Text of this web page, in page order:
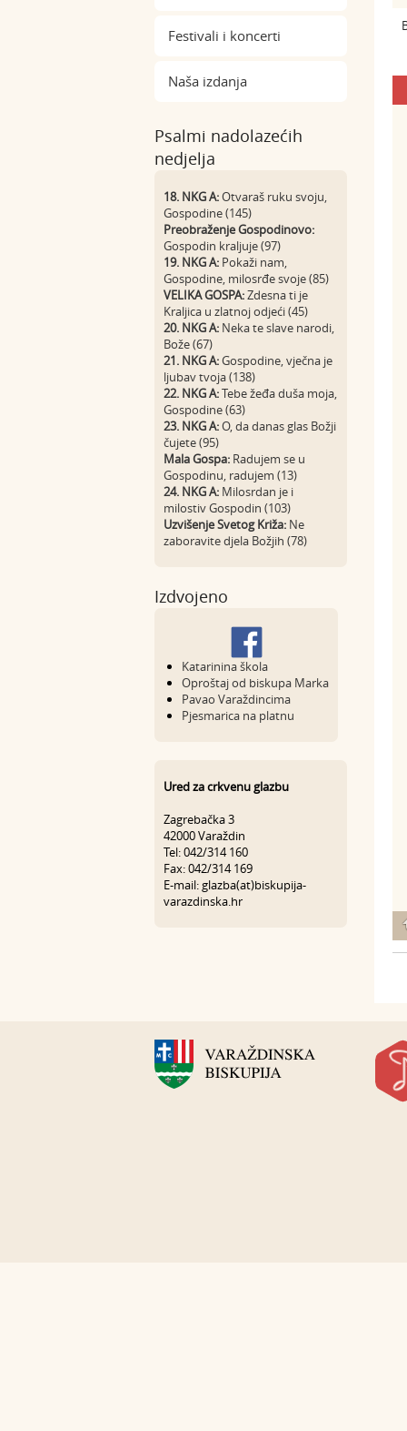
Festivali i koncerti
Naša izdanja
Psalmi nadolazećih
nedjelja
18. NKG A:Otvaraš ruku svoju,
Gospodine (145)
Preobraženje Gospodinovo:
Gospodin kraljuje (97)
19. NKG A: Pokaži nam,
Gospodine, milosrđe svoje (85)
VELIKA GOSPA:Zdesna ti je
Kraljica u zlatnoj odjeći (45)
20. NKG A: Neka te slave narodi,
Bože (67)
21. NKG A:Gospodine, vječna je
ljubav tvoja (138)
22. NKG A:Tebe žeđa duša moja,
Gospodine (63)
23. NKG A:O, da danas glas Božji
čujete (95)
Mala Gospa: Radujem se u
Gospodinu, radujem (13)
24. NKG A: Milosrdan je i
milostiv Gospodin (103)
Uzvišenje Svetog Križa: Ne
zaboravite djela Božjih (78)
Izdvojeno
Katarinina škola
Oproštaj od biskupa Marka
Pavao Varaždincima
Pjesmarica na platnu
Ured za crkvenu glazbu
Zagrebačka 3
42000 Varaždin
Tel: 042/314 160
Fax: 042/314 169
E-mail: glazba(at)biskupija-
varazdinska.hr